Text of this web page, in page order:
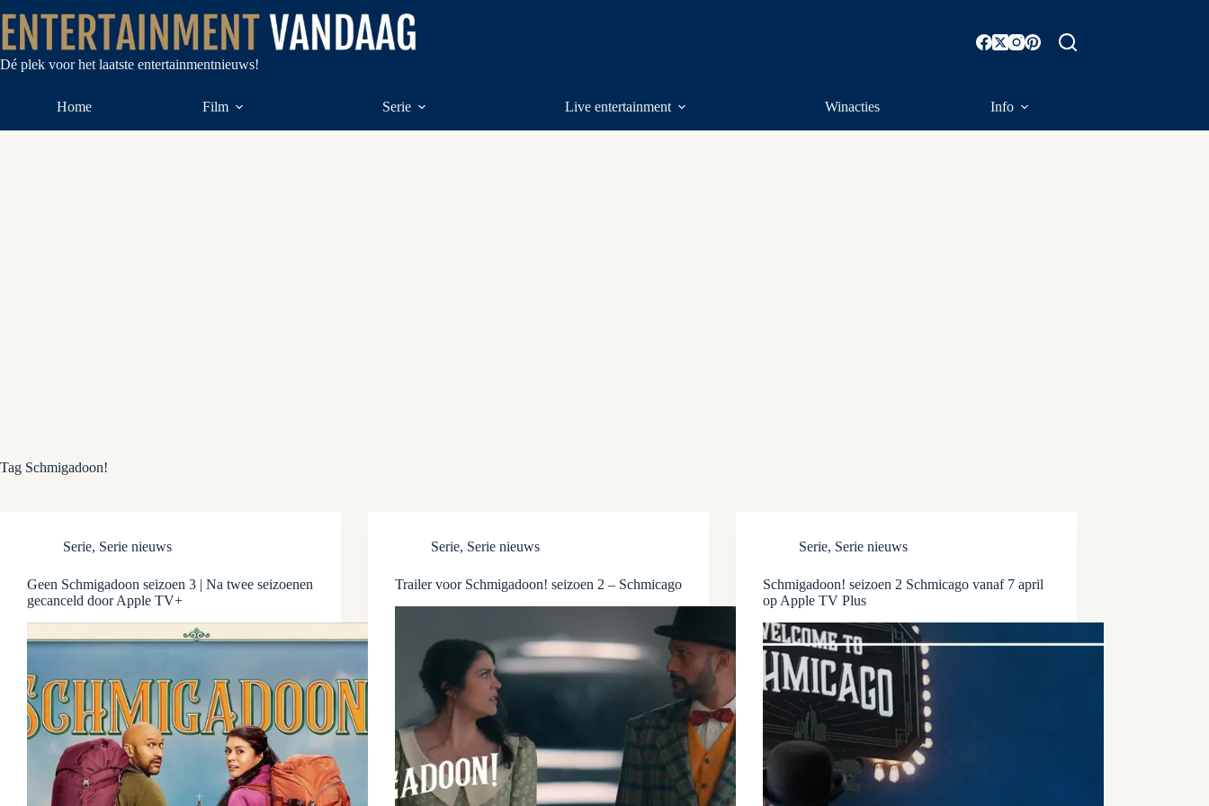
naar
de
inhoud
Dé plek voor het laatste entertainmentnieuws!
Home Film Serie Live entertainment Winacties Info
Tag Schmigadoon!
Serie, Serie nieuws
Geen Schmigadoon seizoen 3 | Na twee seizoenen
gecanceld door Apple TV+
Serie, Serie nieuws
Trailer voor Schmigadoon! seizoen 2 – Schmicago
Serie, Serie nieuws
Schmigadoon! seizoen 2 Schmicago vanaf 7 april
op Apple TV Plus